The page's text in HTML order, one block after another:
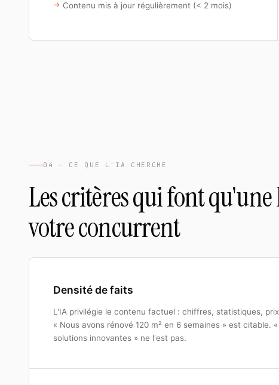
Contenu mis à jour régulièrement (< 2 mois)
04 — CE QUE L'IA CHERCHE
Les critères qui font
votre concurrent
Densité de faits
L'IA privilégie le contenu factuel : chiffres, statistiques,
« Nous avons rénové 120 m² en 6 semaines » est citable.
solutions innovantes » ne l'est pas.